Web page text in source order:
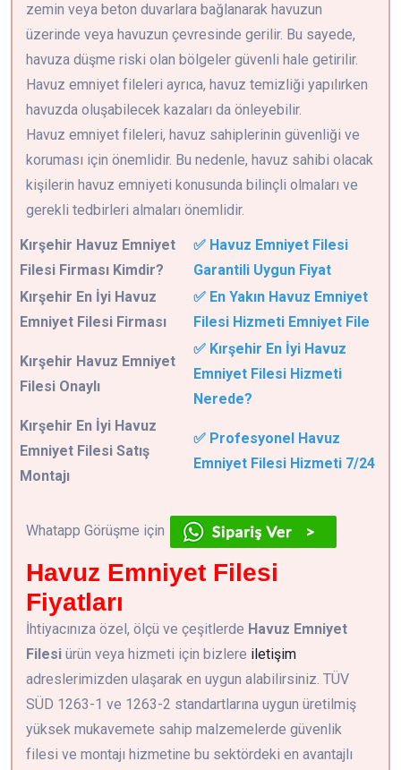
zemin veya beton duvarlara bağlanarak havuzun
üzerinde veya havuzun çevresinde gerilir. Bu sayede,
havuza düşme riski olan bölgeler güvenli hale getirilir.
Havuz emniyet fileleri ayrıca, havuz temizliği yapılırken
havuzda oluşabilecek kazaları da önleyebilir.
Havuz emniyet fileleri, havuz sahiplerinin güvenliği ve
koruması için önemlidir. Bu nedenle, havuz sahibi olacak
kişilerin havuz emniyeti konusunda bilinçli olmaları ve
gerekli tedbirleri almaları önemlidir.
Kırşehir Havuz Emniyet
Filesi Firması Kimdir?
✅ Havuz Emniyet Filesi
Garantili Uygun Fiyat
Kırşehir En İyi Havuz
Emniyet Filesi Firması
✅ En Yakın Havuz Emniyet
Filesi Hizmeti Emniyet File
Kırşehir Havuz Emniyet
Filesi Onaylı
✅ Kırşehir En İyi Havuz
Emniyet Filesi Hizmeti
Nerede?
Kırşehir En İyi Havuz
Emniyet Filesi Satış
Montajı
✅ Profesyonel Havuz
Emniyet Filesi Hizmeti 7/24
Whatapp Görüşme için
Havuz Emniyet Filesi
Fiyatları
İhtiyacınıza özel, ölçü ve çeşitlerde Havuz Emniyet
Filesi ürün veya hizmeti için bizlere iletişim
adreslerimizden ulaşarak en uygun alabilirsiniz. TÜV
SÜD 1263-1 ve 1263-2 standartlarına uygun üretilmiş
yüksek mukavemete sahip malzemelerde güvenlik
filesi ve montajı hizmetine bu sektördeki en avantajlı